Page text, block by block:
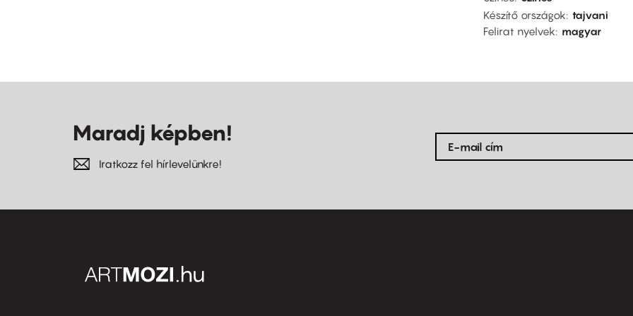
Készítő országok tajvani
Felirat nyelvek
magyar
Maradj képben!
Iratkozz fel hírlevelünkre!